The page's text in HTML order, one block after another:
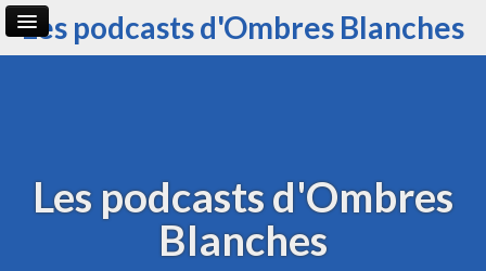
Les podcasts d'Ombres Blanches
Les podcasts d'Ombres
Blanches